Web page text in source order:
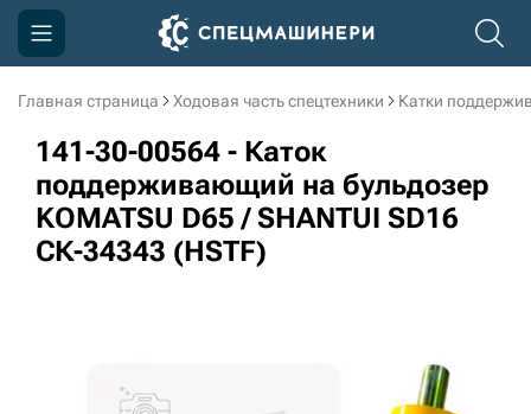
Главная страница Ходовая часть спецтехники Катки
141-30-00564 - Каток
поддерживающий на бульдозер
KOMATSU D65 / SHANTUI SD16
СК-34343 (HSTF)
Компания
Акции
Доставка и оплата
Информация